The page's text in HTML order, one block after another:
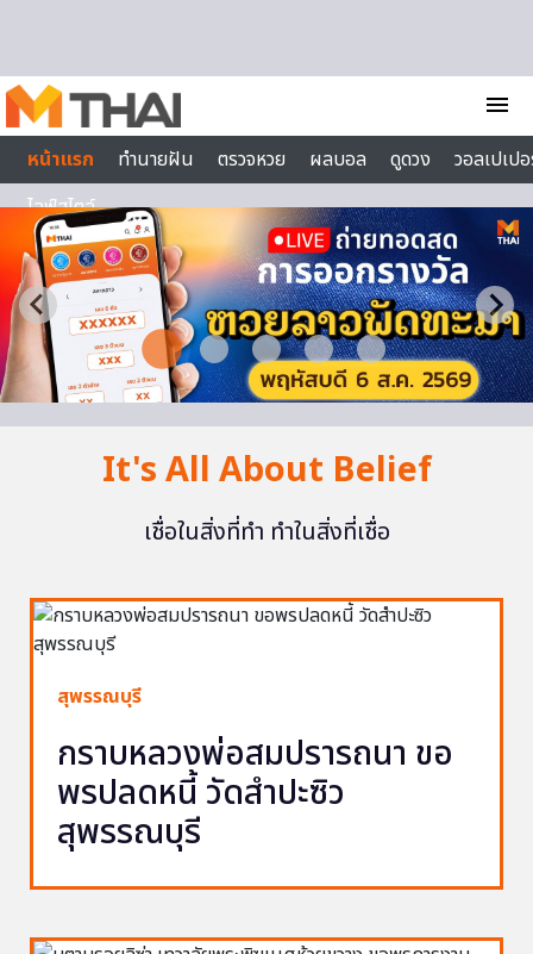
menu
หน้าแรก
ทำนายฝัน ตรวจหวย ผลบอล ดูดวง
วอลเปเป
ไลฟ์สไตล์
It's All About Belief
เชื่อในสิ่งที่ทำ ทำในสิ่งที่เชื่อ
สุพรรณบุรี
กราบหลวงพ่อสมปรารถนา ขอ
พรปลดหนี้ วัดสำปะซิว
สุพรรณบุรี